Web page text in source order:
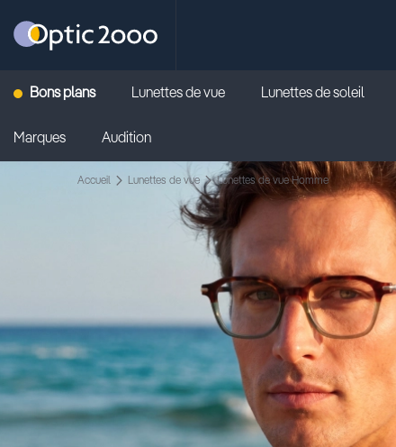
Retour vers la page d'accueil
Bons plans Lunettes de vue Lunettes de soleil
Marques Audition
Accueil Lunettes de vue Lunettes de vue Homme